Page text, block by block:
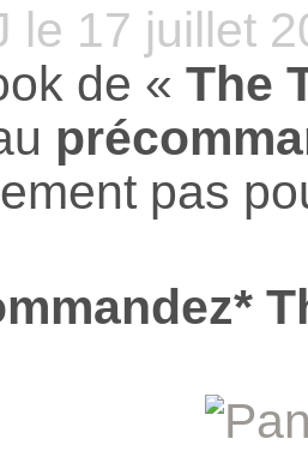
le 17 juillet
de «The
pas